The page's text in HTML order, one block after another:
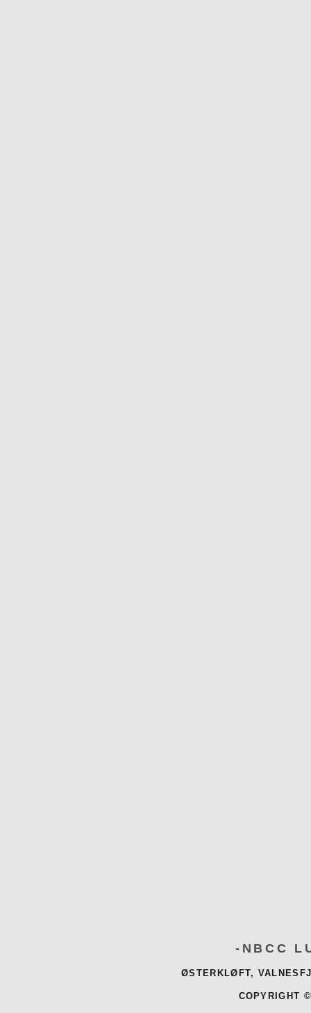
-NBCC
ØSTERKLØFT,
COPYRIGHT